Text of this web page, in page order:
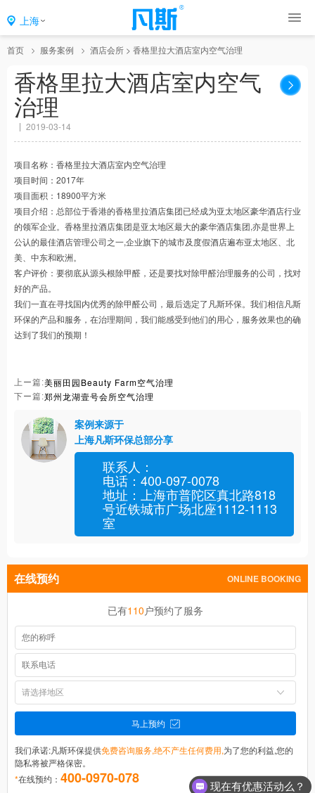
上海
首页 服务案例 酒店会所 > 香格里拉大酒店室内空气治理
香格里拉大酒店室内空气
治理
2019-03-14
项目名称：香格里拉大酒店室内空气治理
项目时间：2017年
项目面积：18900平方米
项目介绍：总部位于香港的香格里拉酒店集团已经成为亚太地区豪华酒店行业
的领军企业。香格里拉酒店集团是亚太地区最大的豪华酒店集团,亦是世界上
公认的最佳酒店管理公司之一,企业旗下的城市及度假酒店遍布亚太地区、北
美、中东和欧洲。
客户评价：要彻底从源头根除甲醛，还是要找对除甲醛治理服务的公司，找对
好的产品。
我们一直在寻找国内优秀的除甲醛公司，最后选定了凡斯环保。我们相信凡斯
环保的产品和服务，在治理期间，我们能感受到他们的用心，服务效果也的确
达到了我们的预期！
上ー篇:美丽田园Beauty Farm空气治理
下ー篇:郑州龙湖壹号会所空气治理
案例来源于
上海凡斯环保总部分享
联系人：
电话：400-097-0078
地址：上海市普陀区真北路818
号近铁城市广场北座1112-1113
室
在线预约 ONLINE BOOKING
已有110 户预约了服务
马上预约
我们承诺:凡斯环保提供免费咨询服务,绝不产生任何费用,为了您的利益,您的
隐私将被严格保密。
*在线预约： 400-0970-078 现在有优惠活动么？